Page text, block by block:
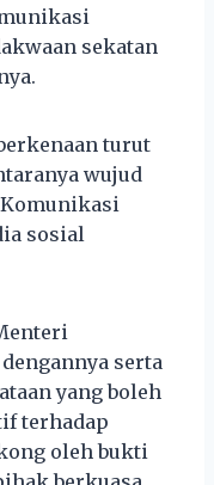
sekatan
turut
wujud
sosial
serta
yang boleh
terhadap
oleh bukti